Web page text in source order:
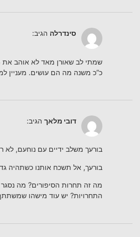
סינדרלה הגיב:
שמתי לב שאורן מאד לא אוהב את מה
כ”כ משנה מה הם עושים. מעניין למה…
דובי מלאך הגיב:
בורעך משלב ידיים עם נוחעם, לא רע…
בורעך, אל תשכח אותנו כשתהיה גדול (
מה זה תחרות הסיפורים? מה נסגר כאן
התחרויות? יש עוד מישהו שמשתתף בהם